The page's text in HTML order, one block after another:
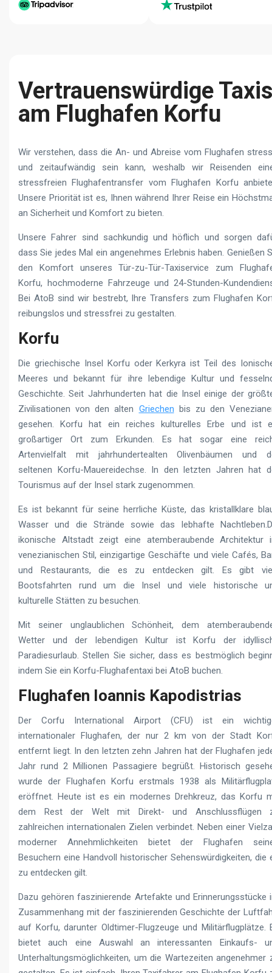
Vertrauenswürdige Taxis
am Flughafen Korfu
Wir verstehen, dass die An- und Abreise vom Flughafen
und zeitaufwändig sein kann, weshalb wir Reisenden
stressfreien Flughafentransfer vom Flughafen Korfu
Unsere Priorität ist es, Ihnen während Ihrer Reise ein
an Sicherheit und Komfort zu bieten.
Unsere Fahrer sind sachkundig und höflich und sorgen
dass Sie jedes Mal ein angenehmes Erlebnis haben. Genießen
den Komfort unseres Tür-zu-Tür-Taxiservice zum
Korfu, hochmoderne Fahrzeuge und 24-Stunden-
Bei AtoB sind wir bestrebt, Ihre Transfers zum Flughafen
reibungslos und stressfrei zu gestalten.
Korfu
Die griechische Insel Korfu oder Kerkyra ist Teil des
Meeres und bekannt für ihre lebendige Kultur und
Geschichte. Seit Jahrhunderten hat die Insel einige der
Zivilisationen von den alten Griechen bis zu den
gesehen. Korfu hat ein reiches kulturelles Erbe und ist
großartiger Ort zum Erkunden. Es hat sogar eine
Artenvielfalt mit jahrhundertealten Olivenbäumen und
seltenen Korfu-Mauereidechse. In den letzten Jahren hat
Tourismus auf der Insel stark zugenommen.
Es ist bekannt für seine herrliche Küste, das kristallklare
Wasser und die Strände sowie das lebhafte
ikonische Altstadt zeigt eine atemberaubende Architektur
venezianischen Stil, einzigartige Geschäfte und viele Cafés,
und Restaurants, die es zu entdecken gilt. Es gibt
Bootsfahrten rund um die Insel und viele historische
kulturelle Stätten zu besuchen.
Mit seiner unglaublichen Schönheit, dem
Wetter und der lebendigen Kultur ist Korfu der
Paradiesurlaub. Stellen Sie sicher, dass es bestmöglich
indem Sie ein Korfu-Flughafentaxi bei AtoB buchen.
Flughafen Ioannis Kapodistrias
Der Corfu International Airport (CFU) ist ein
internationaler Flughafen, der nur 2 km von der Stadt
entfernt liegt. In den letzten zehn Jahren hat der Flughafen
Jahr rund 2 Millionen Passagiere begrüßt. Historisch
wurde der Flughafen Korfu erstmals 1938 als
eröffnet. Heute ist es ein modernes Drehkreuz, das Korfu
dem Rest der Welt mit Direkt- und Anschlussflügen
zahlreichen internationalen Zielen verbindet. Neben einer
moderner Annehmlichkeiten bietet der Flughafen
Besuchern eine Handvoll historischer Sehenswürdigkeiten, die
zu entdecken gilt.
Dazu gehören faszinierende Artefakte und Erinnerungsstücke
Zusammenhang mit der faszinierenden Geschichte der
auf Korfu, darunter Oldtimer-Flugzeuge und Militärflugplätze.
bietet auch eine Auswahl an interessanten Einkaufs-
Unterhaltungsmöglichkeiten, um die Wartezeiten angenehmer